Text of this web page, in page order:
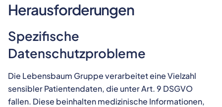
Herausforderungen
Spezifische
Datenschutzprobleme
Die Lebensbaum Gruppe verarbeitet eine Vielzahl
sensibler Patientendaten, die unter Art. 9 DSGVO
fallen. Diese beinhalten medizinische Informationen,